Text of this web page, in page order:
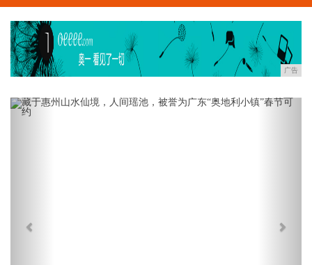
广告
Previous Next